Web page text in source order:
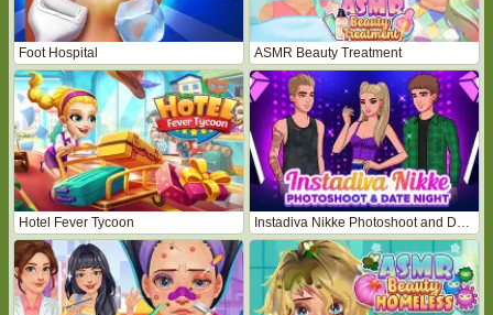
Foot Hospital ASMR Beauty Treatment
Hotel Fever Tycoon Instadiva Nikke Photoshoot and Date Night